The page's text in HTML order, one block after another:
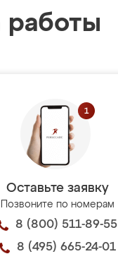
работы
Оставьте заявку
Позвоните по номерам
8 (800) 511-89-55
8 (495) 665-24-01